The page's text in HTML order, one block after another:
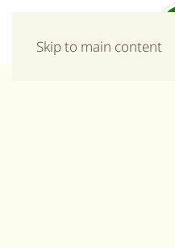
Skip to main content